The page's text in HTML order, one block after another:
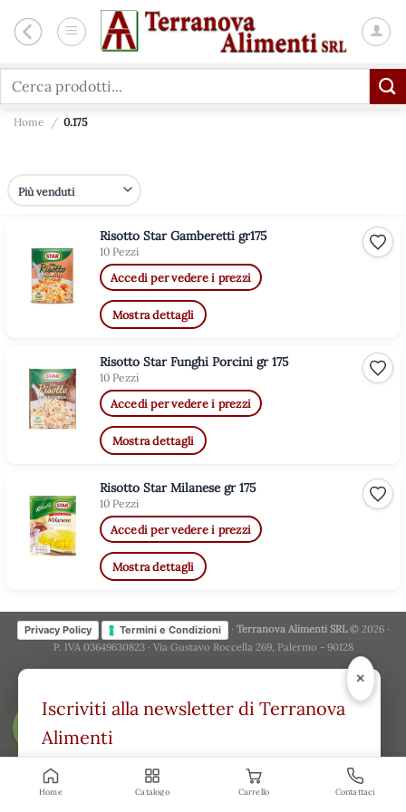
Cerca:
Home / 0.175
FILTRA
Risotto Star Gamberetti gr175
10 Pezzi
Accedi per vedere i prezzi
Mostra dettagli
Risotto Star Funghi Porcini gr 175
10 Pezzi
Accedi per vedere i prezzi
Mostra dettagli
Risotto Star Milanese gr 175
10 Pezzi
Accedi per vedere i prezzi
Mostra dettagli
Privacy Policy Termini e Condizioni · Terranova Alimenti SRL© 2026 ·
P. IVA 03649630823 · Via Gustavo Roccella 269, Palermo - 90128
×
Iscriviti alla newsletter di Terranova
Alimenti
Offerte esclusive, novità e consigli
direttamente nella tua casella. Niente spam.
Home Catalogo Carrello Contattaci